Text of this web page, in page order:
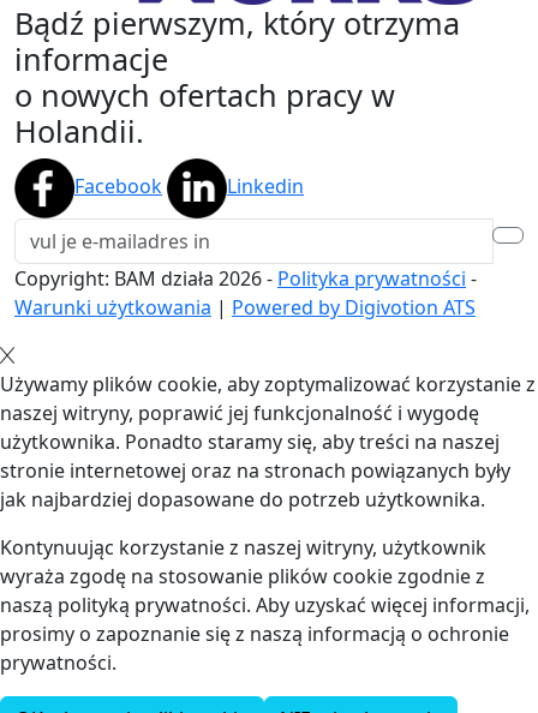
Bądź pierwszym, który otrzyma
informacje
o nowych ofertach pracy w
Holandii.
Facebook Linkedin
Copyright: BAM działa 2026- Polityka prywatności -
Warunki użytkowania | Powered by Digivotion ATS
Używamy plików cookie, aby zoptymalizować korzystanie z
naszej witryny, poprawić jej funkcjonalność i wygodę
użytkownika. Ponadto staramy się, aby treści na naszej
stronie internetowej oraz na stronach powiązanych były
jak najbardziej dopasowane do potrzeb użytkownika.
Kontynuując korzystanie z naszej witryny, użytkownik
wyraża zgodę na stosowanie plików cookie zgodnie z
naszą polityką prywatności. Aby uzyskać więcej informacji,
prosimy o zapoznanie się z naszą informacją o ochronie
prywatności.